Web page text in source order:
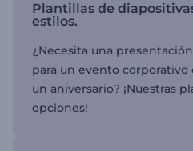
Plantillas de
estilos.
¿Necesita una
para un evento
un aniversario? ¡Nuestras
opciones!